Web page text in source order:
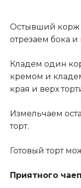
Остывший корж
отрезаем бока и
Кладем один
кремом и
края и верх
Измельчаем
торт.
Готовый торт
Приятного